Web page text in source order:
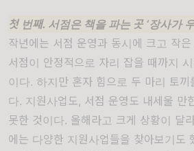
첫 번째. 서점은 책을 파는 곳‘장사가
작년에는 서점 운영과 동시에 크고 작
서점이 안정적으로 자리 잡을 때까지
이다. 하지만 혼자 힘으로 두 마리 토끼
다. 지원사업도, 서점 운영도 내세울 만
못한 것이다. 올해라고 크게 상황이 달
에는 다양한 지원사업들을 찾아보기도